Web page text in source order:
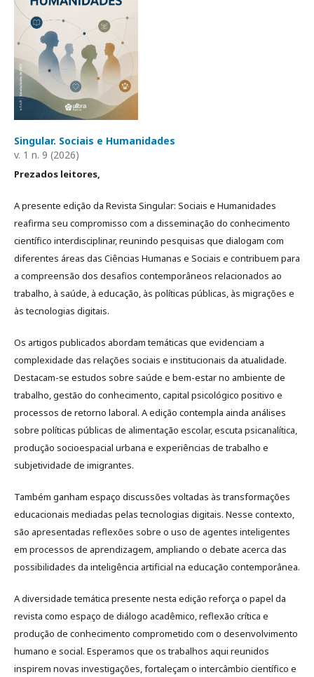
Singular. Sociais e Humanidades
v. 1 n. 9 (2026)
Prezados leitores,
A presente edição da Revista Singular: Sociais e Humanidades
reafirma seu compromisso com a disseminação do conhecimento
científico interdisciplinar, reunindo pesquisas que dialogam com
diferentes áreas das Ciências Humanas e Sociais e contribuem para
a compreensão dos desafios contemporâneos relacionados ao
trabalho, à saúde, à educação, às políticas públicas, às migrações e
às tecnologias digitais.
Os artigos publicados abordam temáticas que evidenciam a
complexidade das relações sociais e institucionais da atualidade.
Destacam-se estudos sobre saúde e bem-estar no ambiente de
trabalho, gestão do conhecimento, capital psicológico positivo e
processos de retorno laboral. A edição contempla ainda análises
sobre políticas públicas de alimentação escolar, escuta psicanalítica,
produção socioespacial urbana e experiências de trabalho e
subjetividade de imigrantes.
Também ganham espaço discussões voltadas às transformações
educacionais mediadas pelas tecnologias digitais. Nesse contexto,
são apresentadas reflexões sobre o uso de agentes inteligentes
em processos de aprendizagem, ampliando o debate acerca das
possibilidades da inteligência artificial na educação contemporânea.
A diversidade temática presente nesta edição reforça o papel da
revista como espaço de diálogo acadêmico, reflexão crítica e
produção de conhecimento comprometido com o desenvolvimento
humano e social. Esperamos que os trabalhos aqui reunidos
inspirem novas investigações, fortaleçam o intercâmbio científico e